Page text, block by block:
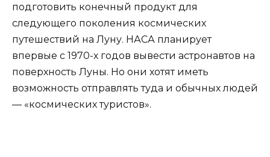
подготовить конечный продукт для
следующего поколения космических
путешествий на Луну. НАСА планирует
впервые с 1970-х годов вывести астронавтов на
поверхность Луны. Но они хотят иметь
возможность отправлять туда и обычных людей
— «космических туристов».